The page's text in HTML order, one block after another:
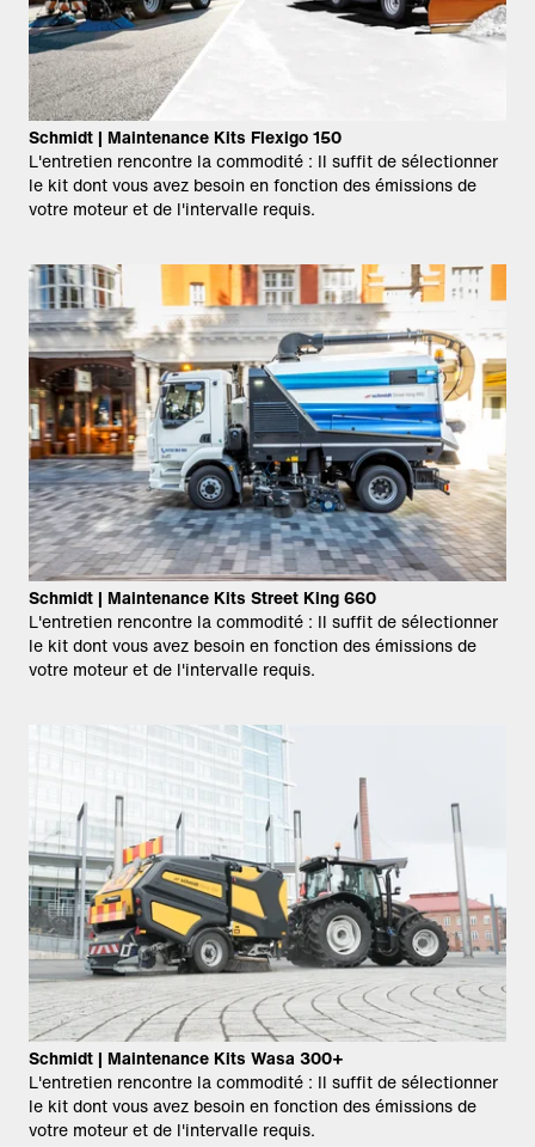
Schmidt | Maintenance Kits Flexigo 150
L'entretien rencontre la commodité : Il suffit de sélectionner
le kit dont vous avez besoin en fonction des émissions de
votre moteur et de l'intervalle requis.
Schmidt | Maintenance Kits Street King 660
L'entretien rencontre la commodité : Il suffit de sélectionner
le kit dont vous avez besoin en fonction des émissions de
votre moteur et de l'intervalle requis.
Schmidt | Maintenance Kits Wasa 300+
L'entretien rencontre la commodité : Il suffit de sélectionner
le kit dont vous avez besoin en fonction des émissions de
votre moteur et de l'intervalle requis.